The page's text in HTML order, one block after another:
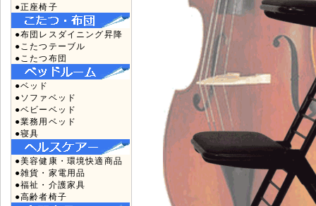
●正座椅子
●布団レスダイニング昇降
●こたつテーブル
●こたつ布団
●ベッド
●ソファベッド
●ベビーベッド
●業務用ベッド
●寝具
●美容健康・環境快適商品
●雑貨・家電用品
●福祉・介護家具
●高齢者椅子